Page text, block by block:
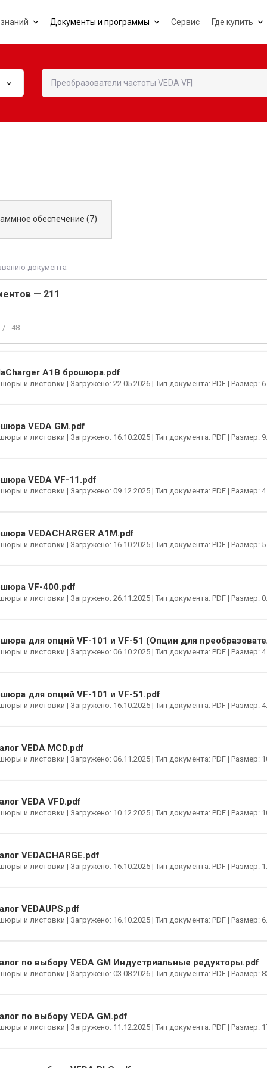
Документы и программы Сервис Где купить
обеспечение (7)
— 211
/ 48
A1B брошюра.pdf
и листовки | Загружено: 22.05.2026 | Тип документа: PDF | Размер:
VEDA GM.pdf
и листовки | Загружено: 16.10.2025 | Тип документа: PDF | Размер:
VEDA VF-11.pdf
и листовки | Загружено: 09.12.2025 | Тип документа: PDF | Размер:
VEDACHARGER A1M.pdf
и листовки | Загружено: 16.10.2025 | Тип документа: PDF | Размер:
VF-400.pdf
и листовки | Загружено: 26.11.2025 | Тип документа: PDF | Размер:
для опций VF-101 и VF-51 (Опции для
и листовки | Загружено: 06.10.2025 | Тип документа: PDF | Размер:
для опций VF-101 и VF-51.pdf
и листовки | Загружено: 16.10.2025 | Тип документа: PDF | Размер:
VEDA MCD.pdf
и листовки | Загружено: 06.11.2025 | Тип документа: PDF | Размер:
VEDA VFD.pdf
и листовки | Загружено: 10.12.2025 | Тип документа: PDF | Размер:
VEDACHARGE.pdf
и листовки | Загружено: 16.10.2025 | Тип документа: PDF | Размер:
VEDAUPS.pdf
и листовки | Загружено: 16.10.2025 | Тип документа: PDF | Размер:
по выбору VEDA GM Индустриальные редукторы.pdf
и листовки | Загружено: 03.08.2026 | Тип документа: PDF | Размер:
по выбору VEDA GM.pdf
и листовки | Загружено: 11.12.2025 | Тип документа: PDF | Размер: